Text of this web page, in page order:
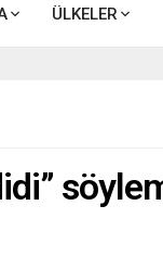
ÜLKELER